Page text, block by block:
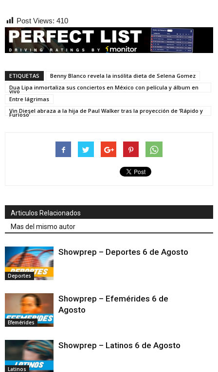
Post Views: 410
ETIQUETAS
Benny Blanco revela la insólita dieta de Selena Gomez
Dua Lipa inmortaliza sus conciertos en México con película y álbum en
vivo
Entre lágrimas
Vin Diesel abraza a la hija de Paul Walker tras la proyección de ‘Rápido y
Furioso’
Articulos Relacionados
Mas del mismo autor
Deportes
Showprep – Deportes 6 de Agosto
Efemérides
Showprep – Efemérides 6 de
Agosto
Latinos
Showprep – Latinos 6 de Agosto